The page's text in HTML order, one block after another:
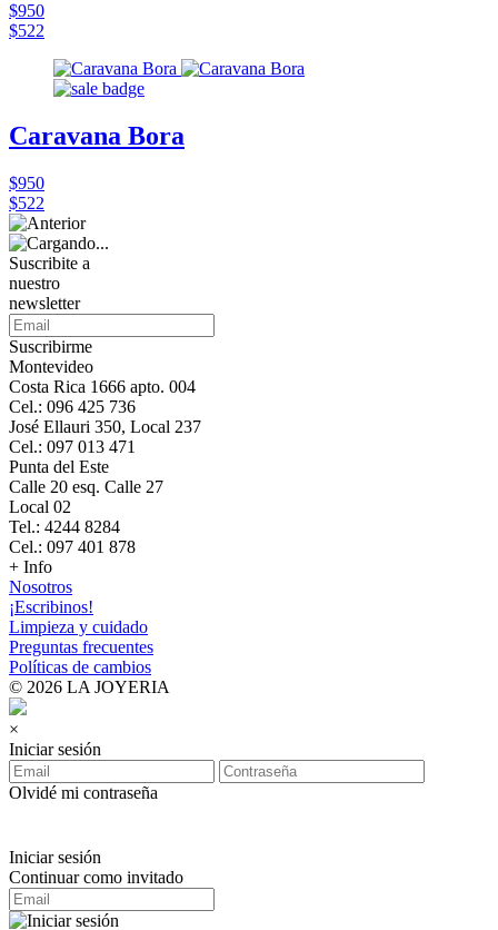
$950
$522
Caravana Bora
$950
$522
Suscribite a
nuestro
newsletter
Suscribirme
Montevideo
Costa Rica 1666 apto. 004
Cel.: 096 425 736
José Ellauri 350, Local 237
Cel.: 097 013 471
Punta del Este
Calle 20 esq. Calle 27
Local 02
Tel.: 4244 8284
Cel.: 097 401 878
+ Info
Nosotros
¡Escribinos!
Limpieza y cuidado
Preguntas frecuentes
Políticas de cambios
© 2026 LA JOYERIA
×
Iniciar sesión
Olvidé mi contraseña
Iniciar sesión
Continuar como invitado